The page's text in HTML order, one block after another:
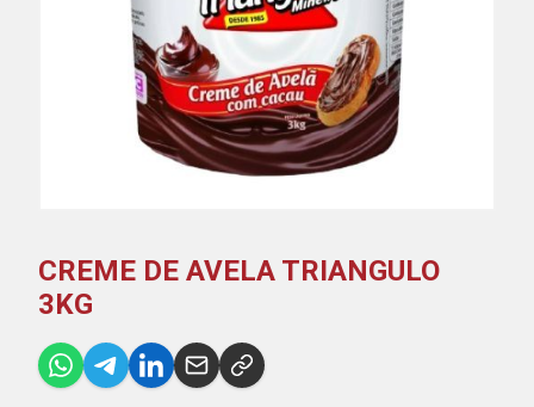
CREME DE AVELA TRIANGULO
3KG